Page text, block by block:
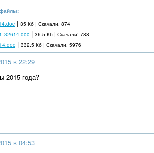
| 35 Кб | Скачали: 874
| 36.5 Кб | Скачали: 788
| 332.5 Кб | Скачали: 5976
в 22:29
2015 года?
в 04:53